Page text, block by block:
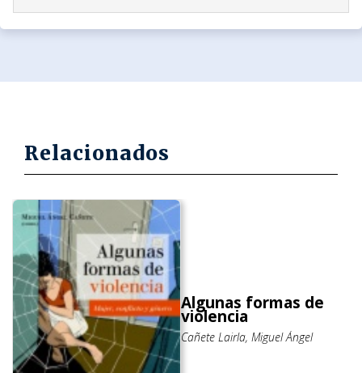
Relacionados
Algunas formas de
violencia
Cañete Lairla, Miguel Ángel